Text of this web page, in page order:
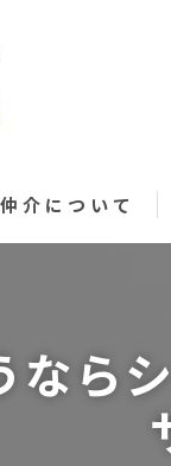
介について
なら